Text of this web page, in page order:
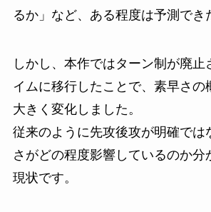
るか」など、ある程度は予測でき
しかし、本作ではターン制が廃止
イムに移行したことで、素早さの
大きく変化しました。
従来のように先攻後攻が明確では
さがどの程度影響しているのか分
現状です。